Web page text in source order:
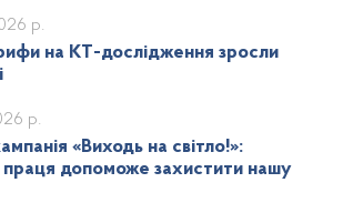
на КТ-дослідження зросли
р.
«Виходь на світло!»:
праця допоможе захистити нашу
р.